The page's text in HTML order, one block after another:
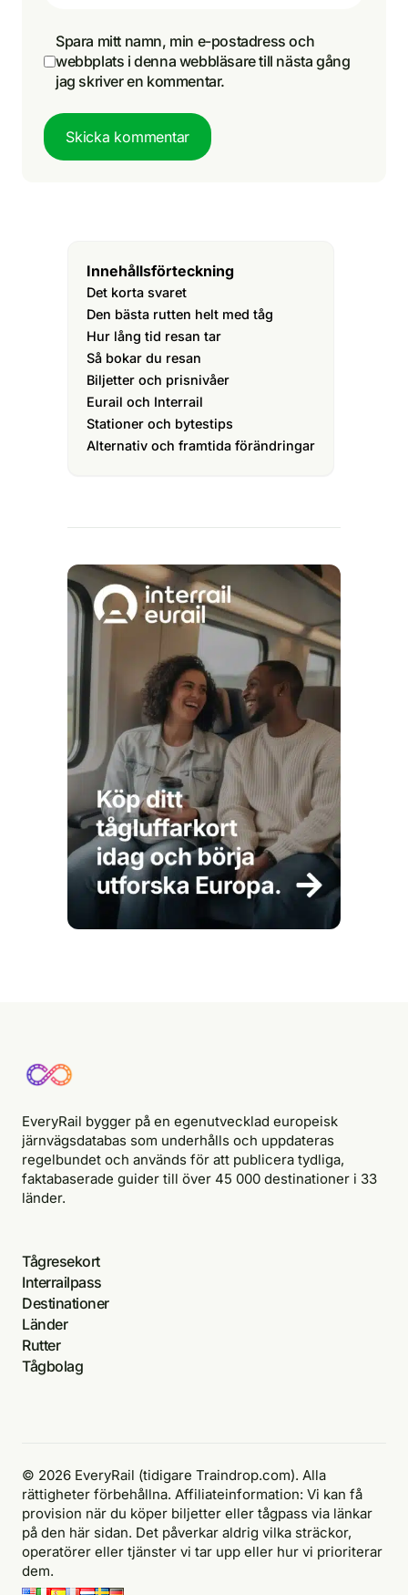
Spara mitt namn, min e-postadress och
webbplats i denna webbläsare till nästa gång
jag skriver en kommentar.
Skicka kommentar
Innehållsförteckning
Det korta svaret
Den bästa rutten helt med tåg
Hur lång tid resan tar
Så bokar du resan
Biljetter och prisnivåer
Eurail och Interrail
Stationer och bytestips
Alternativ och framtida förändringar
EveryRail bygger på en egenutvecklad europeisk
järnvägsdatabas som underhålls och uppdateras
regelbundet och används för att publicera tydliga,
faktabaserade guider till över 45 000 destinationer i 33
länder.
Tågresekort
Interrailpass
Destinationer
Länder
Rutter
Tågbolag
© 2026 EveryRail (tidigare Traindrop.com). Alla
rättigheter förbehållna. Affiliateinformation: Vi kan få
provision när du köper biljetter eller tågpass via länkar
på den här sidan. Det påverkar aldrig vilka sträckor,
operatörer eller tjänster vi tar upp eller hur vi prioriterar
dem.